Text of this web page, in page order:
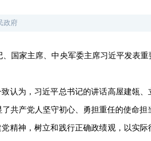
政府
国家主席、中央军委主席习近平发表重
认为，习近平总书记的讲话高屋建瓴、
共产党人坚守初心、勇担重任的使命担
精神，树立和践行正确政绩观，以实际